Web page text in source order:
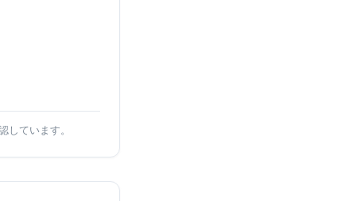
ています。